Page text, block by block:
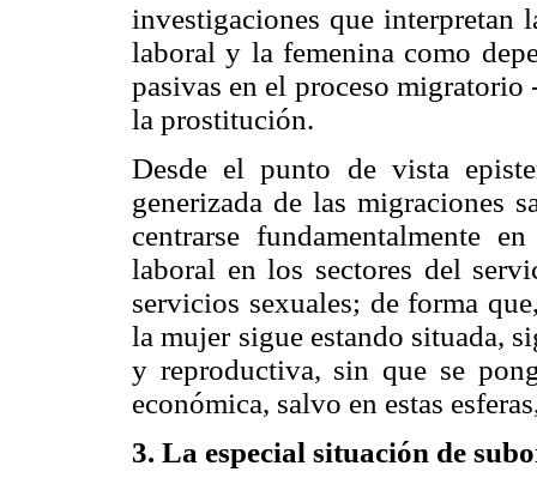
investigaciones que interpretan
laboral y la femenina como
pasivas en el proceso
la prostitución.
Desde el punto de vista
generizada de las migraciones
centrarse fundamentalmente
laboral en los sectores del
servicios sexuales; de forma
la mujer sigue estando situada,
y reproductiva, sin que se
económica, salvo en estas
3. La especial situación de